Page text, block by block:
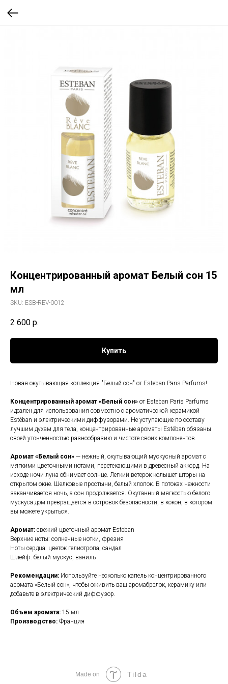
Концентрированный аромат Белый сон 15
мл
SKU: ESB-REV-0012
2 600 р.
Купить
Новая окутывающая коллекция "Белый сон" от Esteban Paris Parfums!
Концентрированный аромат «Белый сон» от Esteban Paris Parfums
идеален для использования совместно с ароматической керамикой
Estéban и электрическими диффузорами. Не уступающие по составу
лучшим духам для тела, концентрированные ароматы Estéban обязаны
своей утонченностью разнообразию и чистоте своих компонентов.
Аромат «Белый сон» — нежный, окутывающий мускусный аромат с
мягкими цветочными нотами, перетекающими в древесный аккорд. На
исходе ночи луна обнимает солнце. Легкий ветерок колышет шторы на
открытом окне. Шелковые простыни, белый хлопок. В потоках нежности
заканчивается ночь, а сон продолжается. Окутанный мягкостью белого
мускуса дом превращается в островок безопасности, в кокон, в котором
вы можете укрыться.
Аромат: свежий цветочный аромат Esteban
Верхние ноты: солнечные нотки, фрезия
Ноты сердца: цветок гелиотропа, сандал
Шлейф: белый мускус, ваниль
Рекомендации: Используйте несколько капель концентрированного
аромата «Белый сон», чтобы оживить ваш аромабрелок, керамику или
добавьте в электрический диффузор.
Объем аромата: 15 мл
Производство: Франция
Made on Tilda